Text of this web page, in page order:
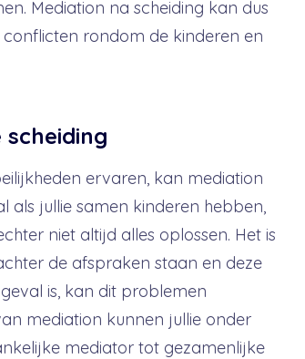
Mediation na scheiding kan dus
rondom de kinderen en
scheiding
ervaren, kan mediation
als jullie samen kinderen hebben,
niet altijd alles oplossen. Het is
de afspraken staan en deze
is, kan dit problemen
mediation kunnen jullie onder
mediator tot gezamenlijke